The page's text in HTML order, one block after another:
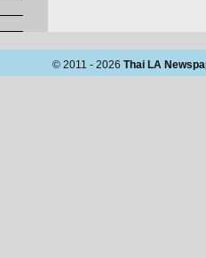
© 2011 - 2026 Thai LA